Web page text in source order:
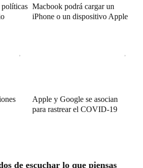
políticas Macbook podrá cargar un
iPhone o un dispositivo Apple
Apple y Google se asocian
para rastrear el COVID-19
de escuchar lo que piensas